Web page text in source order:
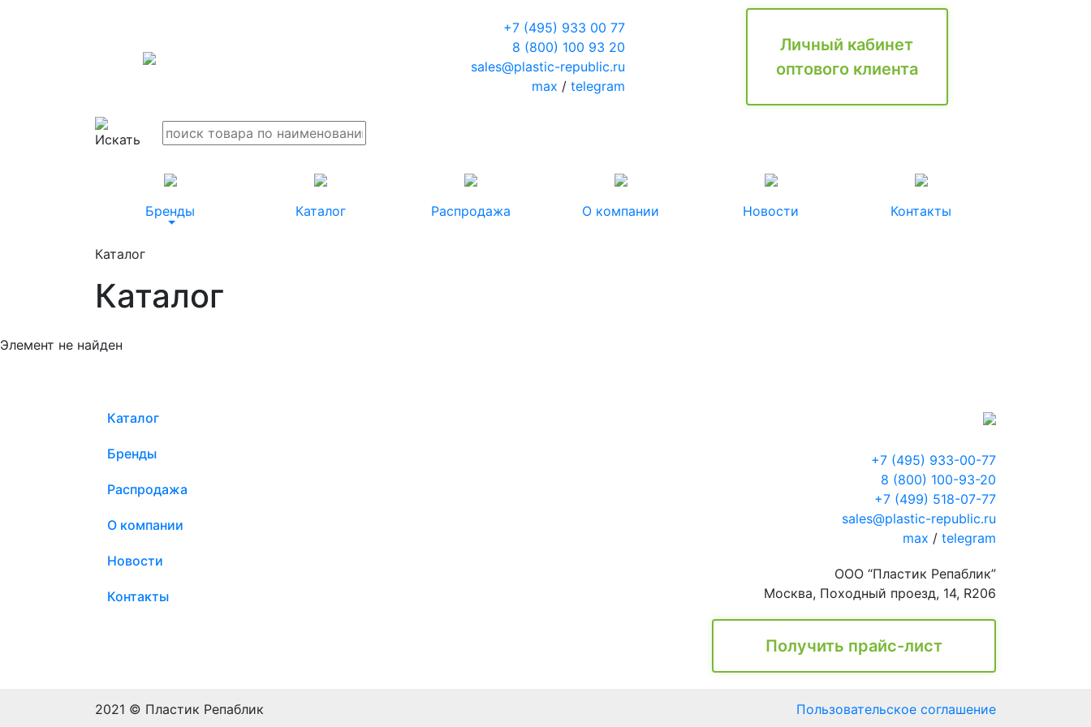
+7 (495) 933 00 77
8 (800) 100 93 20
sales@plastic-republic.ru
max / telegram
Личный кабинет
оптового клиента
Бренды Каталог Распродажа О компании Новости Контакты
Каталог
Каталог
Элемент не найден
Каталог
Бренды
Распродажа
О компании
Новости
Контакты
+7 (495) 933-00-77
8 (800) 100-93-20
+7 (499) 518-07-77
sales@plastic-republic.ru
max / telegram
ООО “Пластик Репаблик”
Москва, Походный проезд, 14, R206
Получить прайс-лист
2021 © Пластик Репаблик Пользовательское соглашение